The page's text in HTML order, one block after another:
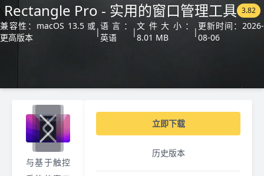
Rectangle Pro - 实用的窗口管理工具 3.82
兼容性：macOS 13.5 或
更高版本
|
语言：
英语
|
文件大小：
8.01 MB
|
更新时间：2026-
08-06
与基于触控
立即下载
历史版本